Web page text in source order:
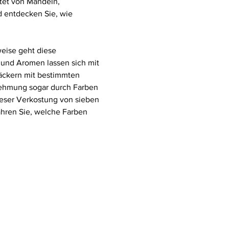
entdecken Sie, wie
geht diese
Aromen lassen sich mit
mit bestimmten
sogar durch Farben
Verkostung von sieben
Sie, welche Farben